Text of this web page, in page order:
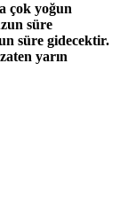
çok yoğun
süre
süre gidecektir.
yarın